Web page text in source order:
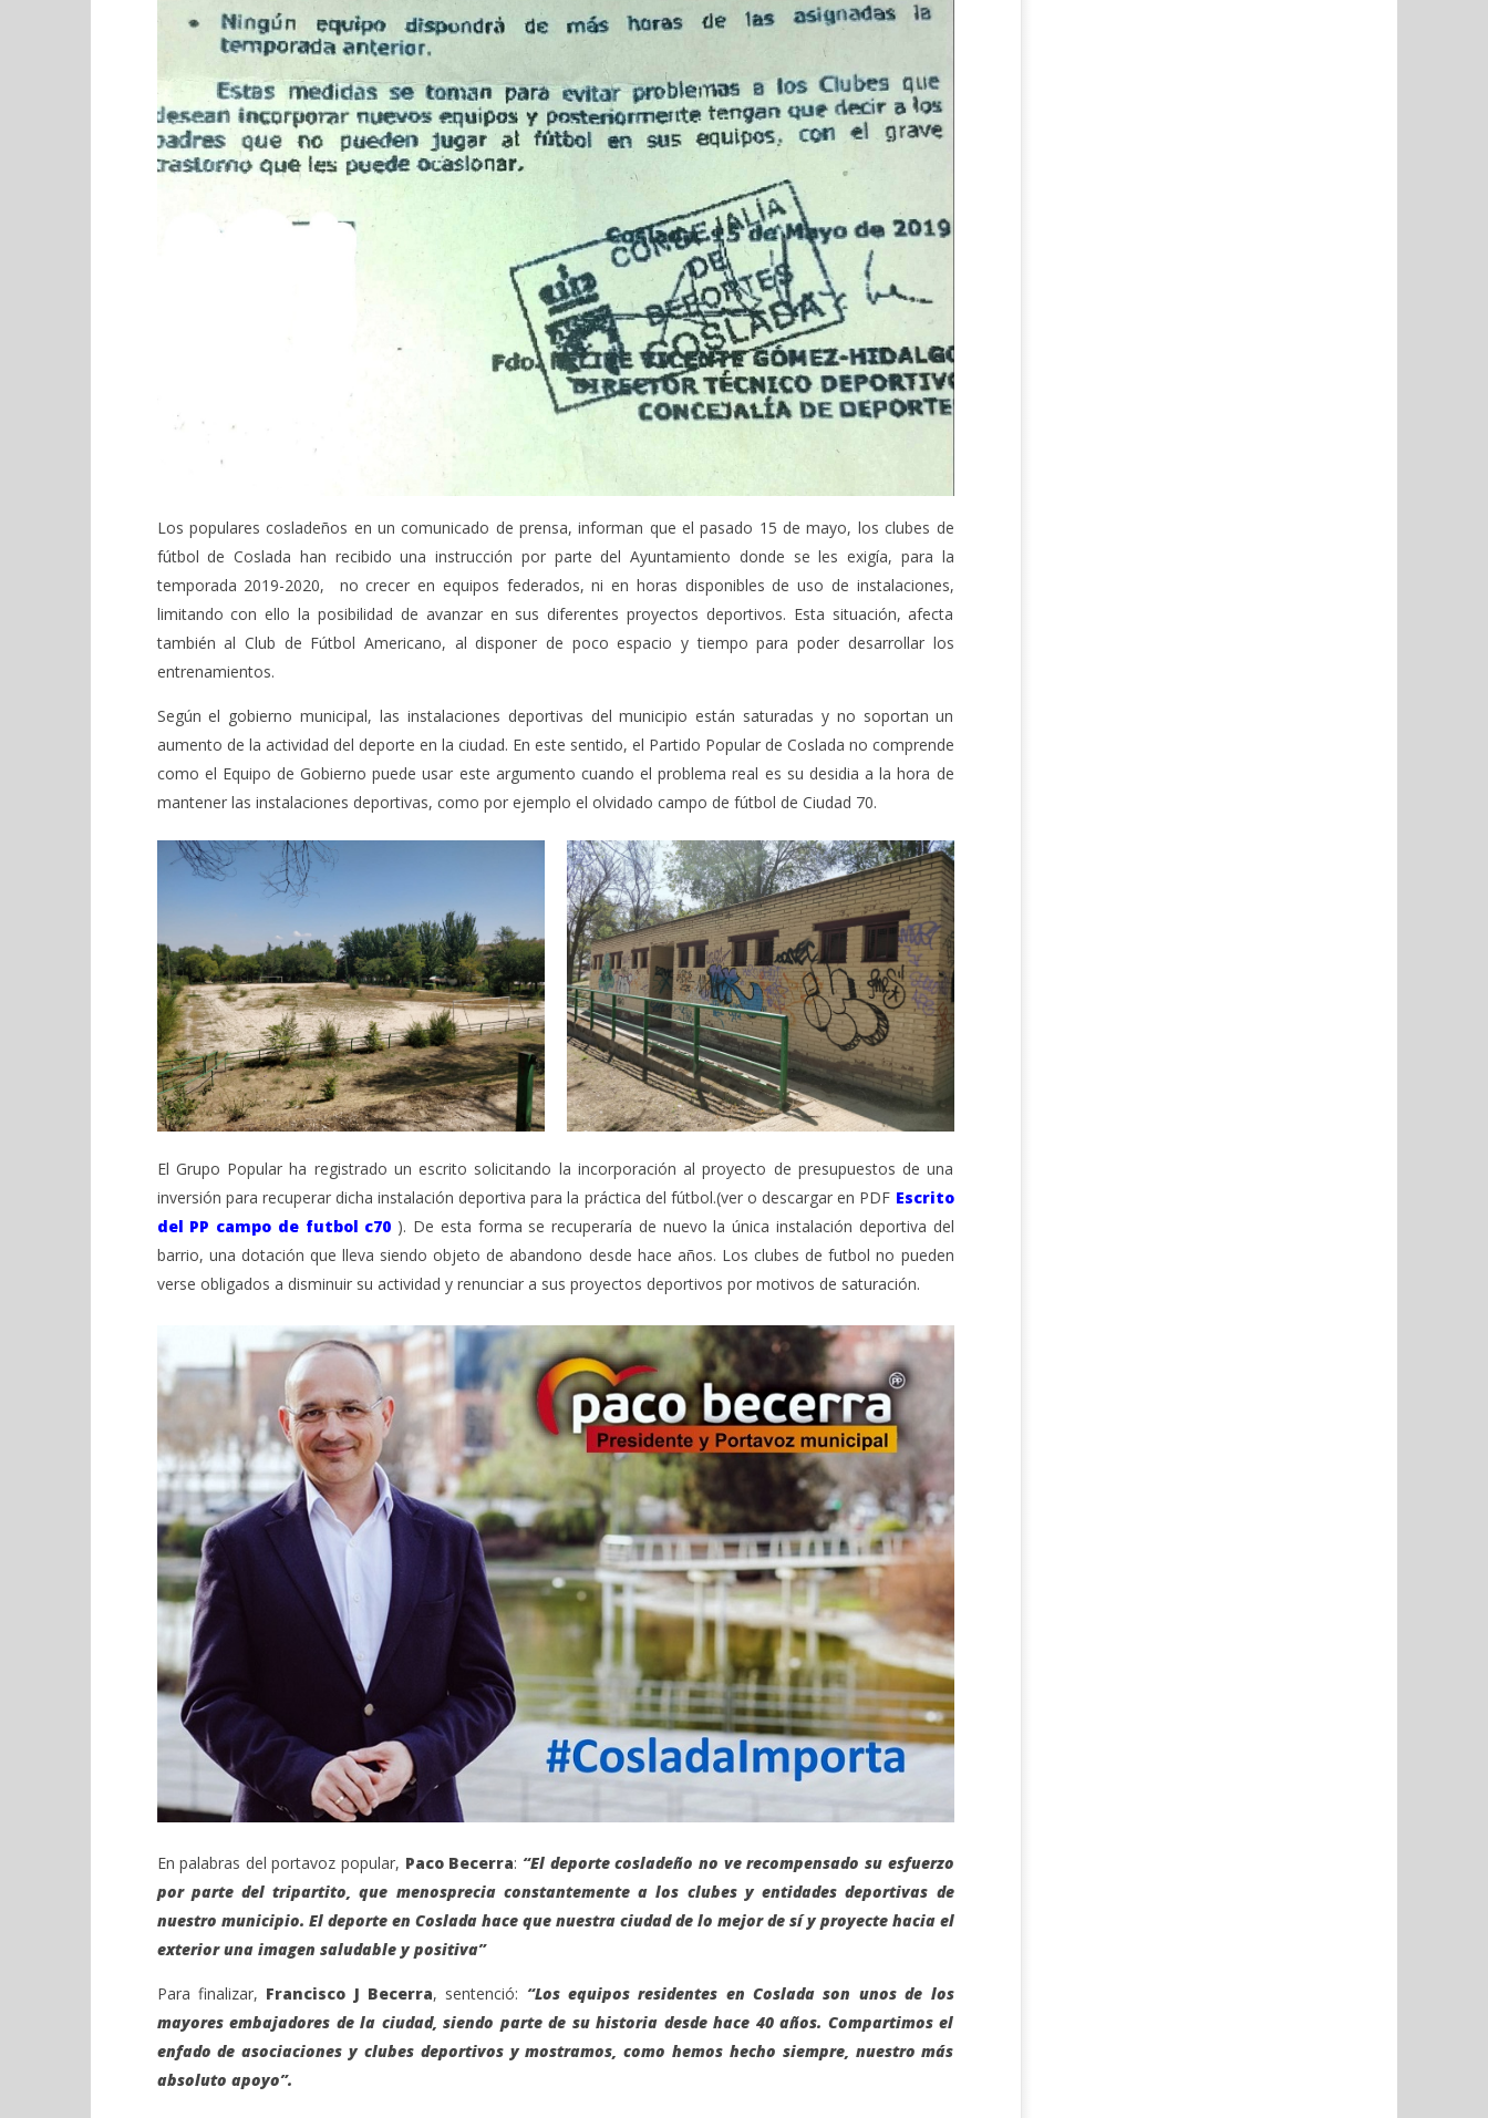
Los populares cosladeños en un comunicado de prensa, informan que el pasado 15 de mayo, los clubes de
fútbol de Coslada han recibido una instrucción por parte del Ayuntamiento donde se les exigía, para la
temporada 2019-2020, no crecer en equipos federados, ni en horas disponibles de uso de instalaciones,
limitando con ello la posibilidad de avanzar en sus diferentes proyectos deportivos. Esta situación, afecta
también al Club de Fútbol Americano, al disponer de poco espacio y tiempo para poder desarrollar los
entrenamientos.
Según el gobierno municipal, las instalaciones deportivas del municipio están saturadas y no soportan un
aumento de la actividad del deporte en la ciudad. En este sentido, el Partido Popular de Coslada no comprende
como el Equipo de Gobierno puede usar este argumento cuando el problema real es su desidia a la hora de
mantener las instalaciones deportivas, como por ejemplo el olvidado campo de fútbol de Ciudad 70.
El Grupo Popular ha registrado un escrito solicitando la incorporación al proyecto de presupuestos de una
inversión para recuperar dicha instalación deportiva para la práctica del fútbol.(ver o descargar en PDF Escrito
del PP campo de futbol c70 ). De esta forma se recuperaría de nuevo la única instalación deportiva del
barrio, una dotación que lleva siendo objeto de abandono desde hace años. Los clubes de futbol no pueden
verse obligados a disminuir su actividad y renunciar a sus proyectos deportivos por motivos de saturación.
En palabras del portavoz popular, Paco Becerra: “El deporte cosladeño no ve recompensado su esfuerzo
por parte del tripartito, que menosprecia constantemente a los clubes y entidades deportivas de
nuestro municipio. El deporte en Coslada hace que nuestra ciudad de lo mejor de sí y proyecte hacia el
exterior una imagen saludable y positiva”
Para finalizar, Francisco J Becerra, sentenció: “Los equipos residentes en Coslada son unos de los
mayores embajadores de la ciudad, siendo parte de su historia desde hace 40 años. Compartimos el
enfado de asociaciones y clubes deportivos y mostramos, como hemos hecho siempre, nuestro más
absoluto apoyo”.